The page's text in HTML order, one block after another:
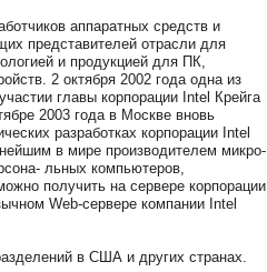
аппаратных средств и
представителей отрасли для
и продукцией для ПК,
2 октября 2002 года одна из
главы корпорации Intel Крейга
2003 года в Москве вновь
разработках корпорации Intel
в мире производителем микро-
льных компьютеров,
получить на сервере корпорации
Web-сервере компании Intel
в США и других странах.